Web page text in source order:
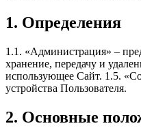
1. Определения
1.1. «Администрация» –
хранение, передачу и
использующее Сайт. 1.5.
устройства Пользователя.
2. Основные